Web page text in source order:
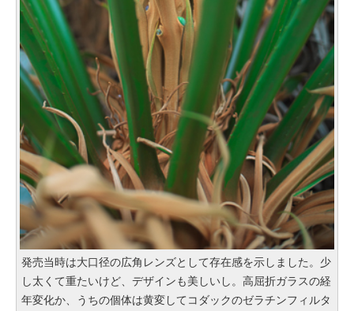
発売当時は大口径の広角レンズとして存在感を示しました。少
し太くて重たいけど、デザインも美しいし。高屈折ガラスの経
年変化か、うちの個体は黄変してコダックのゼラチンフィルタ